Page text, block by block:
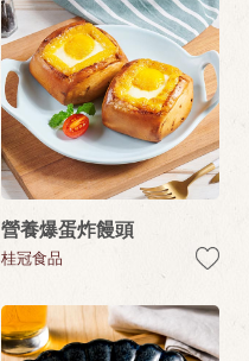
營養爆蛋炸饅頭
桂冠食品